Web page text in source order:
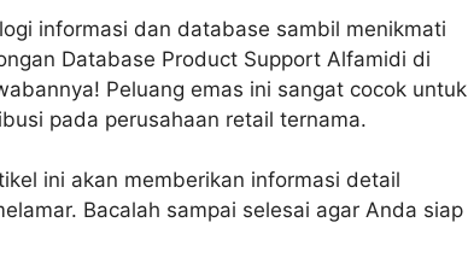
informasi dan database sambil menikmati
Database Product Support Alfamidi di
Peluang emas ini sangat cocok untuk
pada perusahaan retail ternama.
ini akan memberikan informasi detail
Bacalah sampai selesai agar Anda siap